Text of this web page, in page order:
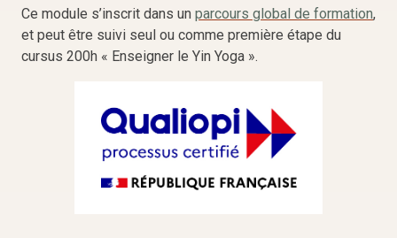
Ce module s’inscrit dans un parcours global de formation,
et peut être suivi seul ou comme première étape du
cursus 200h « Enseigner le Yin Yoga ».